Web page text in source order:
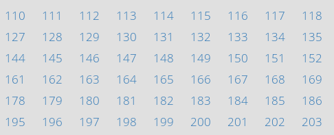
110 111 112 113 114 115 116 117 118
127 128 129 130 131 132 133 134 135
144 145 146 147 148 149 150 151 152
161 162 163 164 165 166 167 168 169
178 179 180 181 182 183 184 185 186
195 196 197 198 199 200 201 202 203